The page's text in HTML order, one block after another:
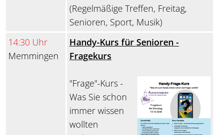
(Regelmäßige Treffen, Freitag,
Senioren, Sport, Musik)
14:30 Uhr
Memmingen
Handy-Kurs für Senioren -
Fragekurs
"Frage"-Kurs -
Was Sie schon
immer wissen
wollten